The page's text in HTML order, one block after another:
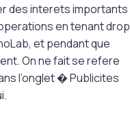
des interets importants
en tenant drop
et pendant que
On ne fait se refere
l’onglet � Publicites